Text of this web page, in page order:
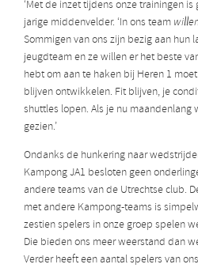
‘Met de inzet tijdens onze trainingen
jarige middenvelder. ‘In ons team
Sommigen van ons zijn bezig aan hun
jeugdteam en ze willen er het beste
hebt om aan te haken bij Heren 1
blijven ontwikkelen. Fit blijven, je
shuttles lopen. Als je nu
gezien.’
Ondanks de hunkering naar
Kampong JA1 besloten geen
andere teams van de Utrechtse club.
met andere Kampong-teams is
zestien spelers in onze groep spelen
Die bieden ons meer weerstand dan
Verder heeft een aantal spelers van